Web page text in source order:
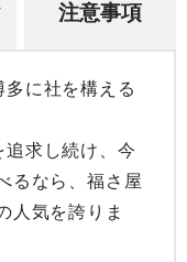
注意事項
に社を構える
求し続け、今
るなら、福さ屋
人気を誇りま